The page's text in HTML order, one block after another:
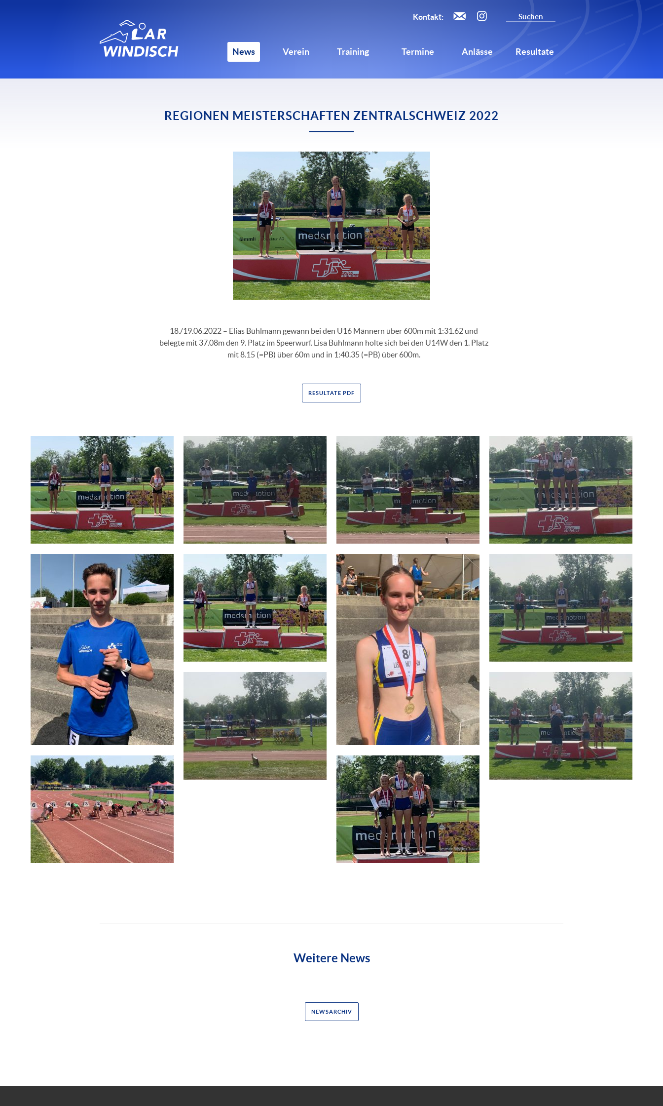
News Verein Training Termine Anlässe Resultate
Kontakt:
REGIONEN MEISTERSCHAFTEN ZENTRALSCHWEIZ 2022
18./19.06.2022 – Elias Bühlmann gewann bei den U16 Männern über 600m mit 1:31.62 und
belegte mit 37.08m den 9. Platz im Speerwurf. Lisa Bühlmann holte sich bei den U14W den 1. Platz
mit 8.15 (=PB) über 60m und in 1:40.35 (=PB) über 600m.
RESULTATE PDF
Weitere News
NEWSARCHIV